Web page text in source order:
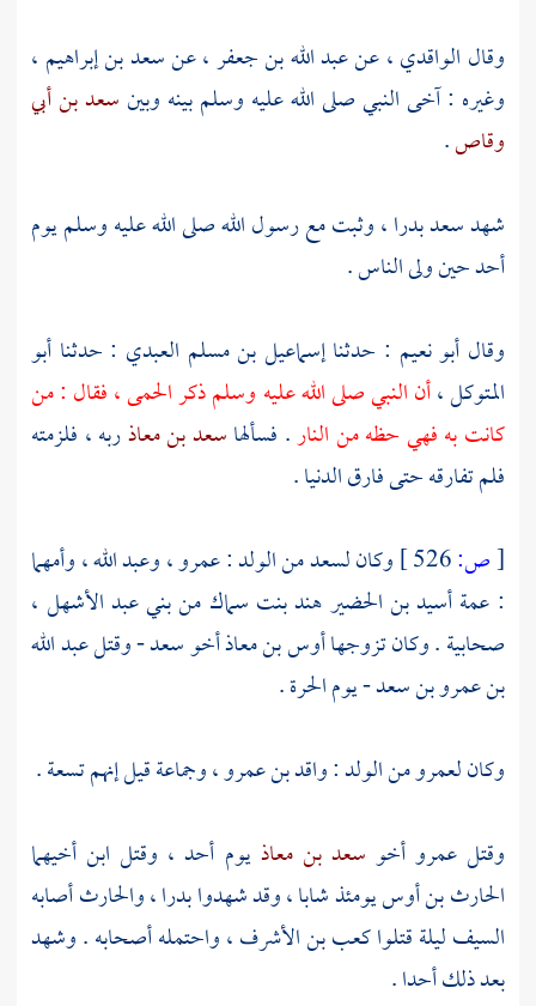
وقال الواقدي ،عنعبد الله بن جعفر ،عنسعد بن إبراهيم ،
وغيره : آخى النبي صلى الله عليه وسلم بينه وبينسعد بن أبي
وقاص.
شهدسعدبدرا ،وثبت مع رسول الله صلى الله عليه وسلم يوم
أحد حين ولى الناس .
وقال أبو نعيم : حدثناإسماعيل بن مسلم العبدي : حدثنا أبو
المتوكل ،أن النبي صلى الله عليه وسلم ذكر الحمى ، فقال : من
كانت به فهي حظه من النار. فسألهاسعد بن معاذربه ، فلزمته
فلم تفارقه حتى فارق الدنيا .
[ص: وكانلسعدمن الولد :عمرو ،وعبد الله ،وأمهما
: عمةأسيد بن الحضيرهند بنت سماك من بني عبد الأشهل ،
صحابية . وكان تزوجهاأوس بن معاذأخوسعد- وقتلعبد الله
بن عمرو بن سعد- يوم الحرة .
وكانلعمرومن الولد :واقد بن عمرو ،وجماعة قيل إنهم تسعة .
وقتلعمروأخو سعد بن معاذيوم أحد ، وقتل ابن أخيهما
الحارث بن أوسيومئذ شابا ، وقد شهدوابدرا ،والحارثأصابه
السيف ليلة قتلواكعب بن الأشرف ،واحتمله أصحابه . وشهد
بعد ذلك أحدا .